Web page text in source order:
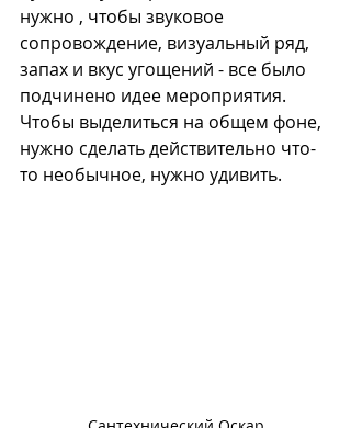
нужно , чтобы звуковое
сопровождение, визуальный ряд,
запах и вкус угощений - все было
подчинено идее мероприятия.
Чтобы выделиться на общем фоне,
нужно сделать действительно что-
то необычное, нужно удивить.